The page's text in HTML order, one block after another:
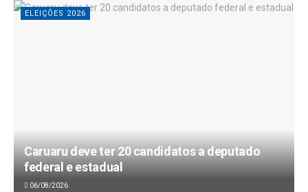
ELEIÇÕES 2026
Caruaru deve ter 20 candidatos a deputado
federal e estadual
06/08/2026